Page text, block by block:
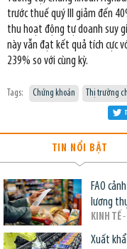
trước thuế quý III giảm đến
thu hoạt động tự doanh suy
này vẫn đạt kết quả tích cực
239% so với cùng kỳ.
Tags: Chứng khoán Thị trường
TIN NỔI BẬT
FAO
lương
KINH TẾ-
Xuất